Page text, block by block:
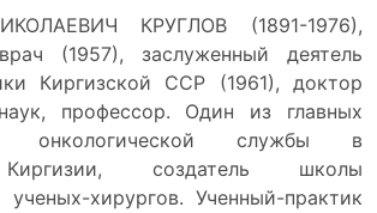
КРУГЛОВ (1891-1976),
(1957), заслуженный деятель
Киргизской ССР (1961), доктор
профессор. Один из главных
онкологической службы в
создатель школы
ученых-хирургов. Ученный-практик